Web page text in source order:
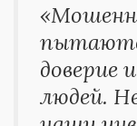
доверие
людей.